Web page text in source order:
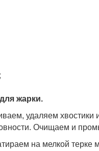
жарки.
удаляем хвостики
Очищаем и
на мелкой